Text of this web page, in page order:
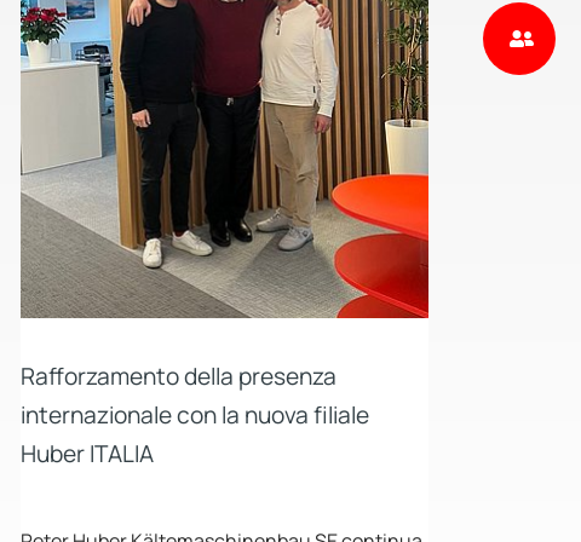
Rafforzamento della presenza
internazionale con la nuova filiale
Huber ITALIA